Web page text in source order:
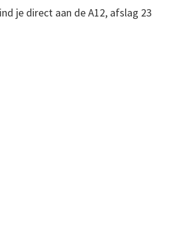
je direct aan de A12, afslag 23